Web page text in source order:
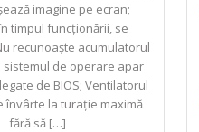
imagine pe ecran;
timpul funcţionării, se
recunoaşte acumulatorul
sistemul de operare apar
de BIOS; Ventilatorul
învârte la turaţie maximă
fără să […]